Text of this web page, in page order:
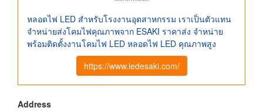
หลอดไฟ LED สำหรับโรงงานอุตสาหกรรม เราเป็นตัวแทน
จำหน่ายส่งโคมไฟคุณภาพจาก ESAKI ราคาส่ง จำหน่าย
พร้อมติดตั้งงานโคมไฟ LED หลอดไฟ LED คุณภาพสูง
https://www.ledesaki.com/
Address